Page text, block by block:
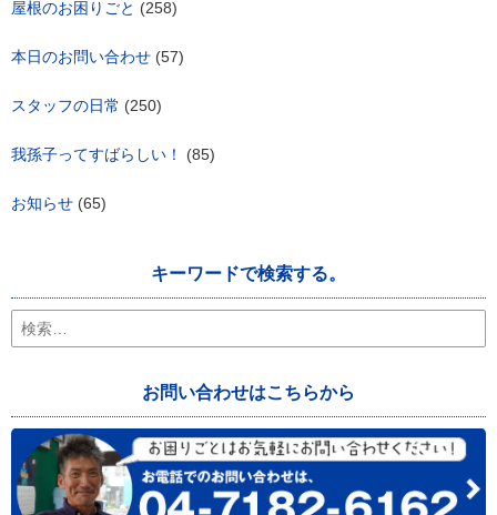
屋根のお困りごと (258)
本日のお問い合わせ (57)
スタッフの日常 (250)
我孫子ってすばらしい！ (85)
お知らせ (65)
キーワードで検索する。
検
索:
お問い合わせはこちらから